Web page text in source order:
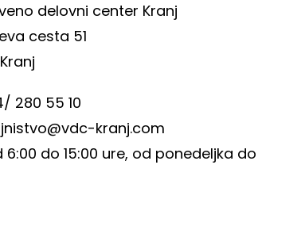
delovni center Kranj
cesta 51
280 55 10
kranj.com
6:00 do 15:00 ure, od ponedeljka do